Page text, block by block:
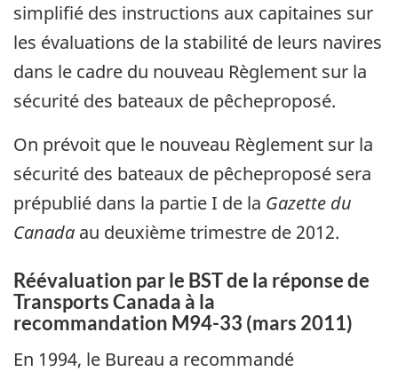
simplifié des instructions aux capitaines sur
les évaluations de la stabilité de leurs navires
dans le cadre du nouveau Règlement sur la
sécurité des bateaux de pêcheproposé.
On prévoit que le nouveau Règlement sur la
sécurité des bateaux de pêcheproposé sera
prépublié dans la partie I de la Gazette du
Canada au deuxième trimestre de 2012.
Réévaluation par le BST de la réponse de
Transports Canada à la
recommandation M94-33 (mars 2011)
En 1994, le Bureau a recommandé